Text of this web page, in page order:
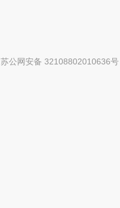
苏公网安备 32108802010636号